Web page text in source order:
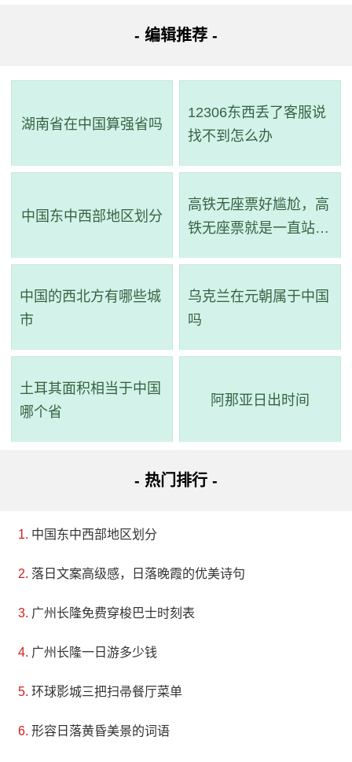
- 编辑推荐 -
湖南省在中国算强省吗
12306东西丢了客服说
找不到怎么办
中国东中西部地区划分
高铁无座票好尴尬，高
铁无座票就是一直站着
中国的西北方有哪些城
市
乌克兰在元朝属于中国
吗
土耳其面积相当于中国
哪个省
阿那亚日出时间
- 热门排行 -
中国东中西部地区划分
落日文案高级感，日落晚霞的优美诗句
广州长隆免费穿梭巴士时刻表
广州长隆一日游多少钱
环球影城三把扫帚餐厅菜单
形容日落黄昏美景的词语